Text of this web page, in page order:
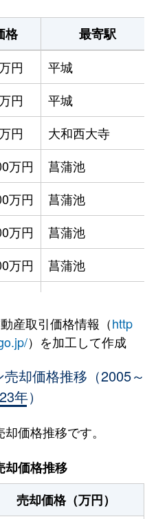
格
最寄駅
円 平城
円 平城
円 大和西大寺
万円 菖蒲池
万円 菖蒲池
万円 菖蒲池
万円 菖蒲池
万円 菖蒲池
万円
万円 近鉄奈良
万円 高の原
万円 新大宮
産取引価格情報（http
）を加工して作成
却価格推移（2005～
年）
価格推移です。
却価格推移
売却価格（万円）